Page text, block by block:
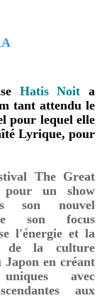
Hatis Noit a
tant attendu le
pour lequel elle
Lyrique, pour
The Great
pour un show
son nouvel
son focus
l'énergie et la
de la culture
en créant
avec
aux